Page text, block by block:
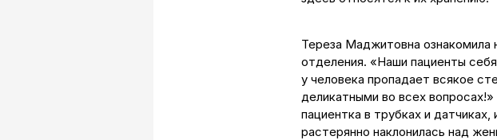
Тереза Маджитовна ознакомила
отделения. «Наши пациенты
у человека пропадает всякое
деликатными во всех
пациентка в трубках и
растерянно наклонилась над